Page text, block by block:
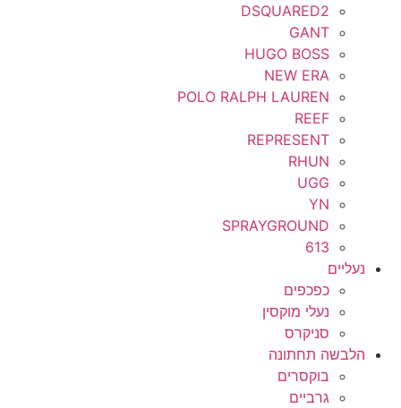
DSQUARED2
GANT
HUGO BOSS
NEW ERA
POLO RALPH LAUREN
REEF
REPRESENT
RHUN
UGG
YN
SPRAYGROUND
613
נעליים
כפכפים
נעלי מוקסין
סניקרס
הלבשה תחתונה
בוקסרים
גרביים